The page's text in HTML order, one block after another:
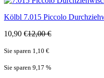
Kölbl 7.015 Piccolo
10,90 €12,00 €
Sie sparen 1,10 €
Sie sparen 9,17 %